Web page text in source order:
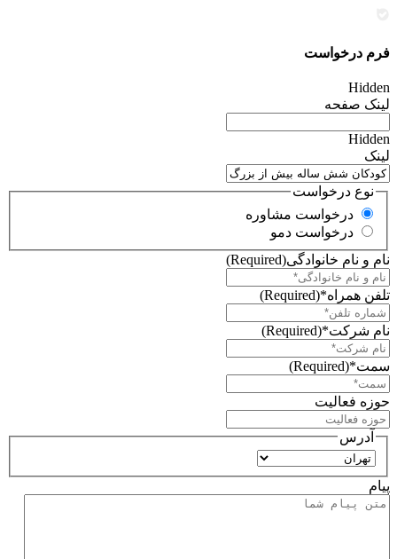
فرم درخواست
Hidden
لینک صفحه
Hidden
لینک
نوع درخواست
درخواست مشاوره
درخواست دمو
نام و نام خانوادگی(Required)
تلفن همراه*(Required)
نام شرکت*(Required)
سمت*(Required)
حوزه فعالیت
آدرس
استان
پیام